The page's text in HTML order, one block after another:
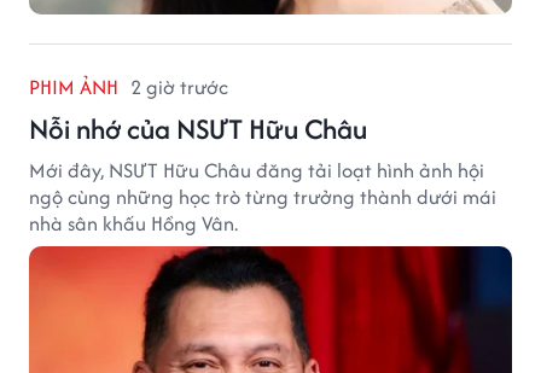
PHIM ẢNH 2 giờ trước
Nỗi nhớ của NSƯT Hữu Châu
Mới đây, NSƯT Hữu Châu đăng tải loạt hình ảnh hội
ngộ cùng những học trò từng trưởng thành dưới mái
nhà sân khấu Hồng Vân.